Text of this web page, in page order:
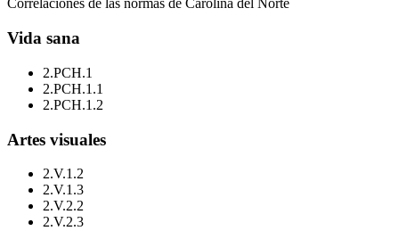
Correlaciones de las normas de Carolina del Norte
Vida sana
2.PCH.1
2.PCH.1.1
2.PCH.1.2
Artes visuales
2.V.1.2
2.V.1.3
2.V.2.2
2.V.2.3